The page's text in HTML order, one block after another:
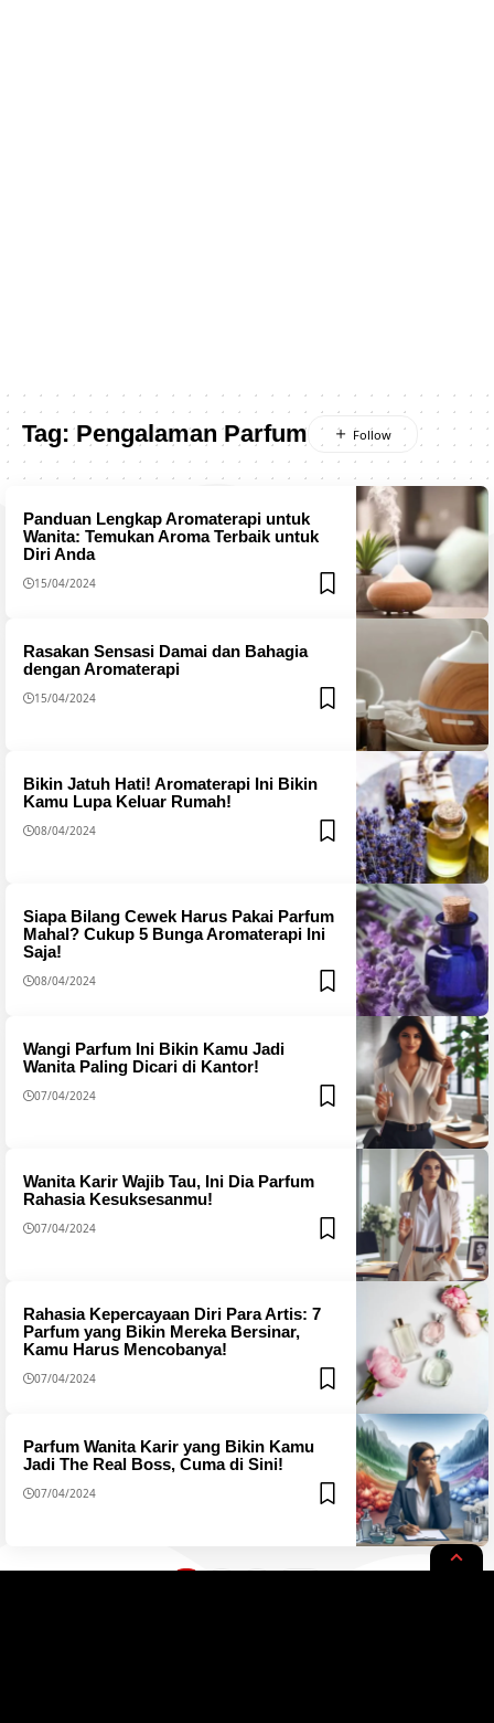
Tag:Pengalaman Parfum
Panduan Lengkap Aromaterapi untuk
Wanita: Temukan Aroma Terbaik untuk
Diri Anda
15/04/2024
Rasakan Sensasi Damai dan Bahagia
dengan Aromaterapi
15/04/2024
Bikin Jatuh Hati! Aromaterapi Ini Bikin
Kamu Lupa Keluar Rumah!
08/04/2024
Siapa Bilang Cewek Harus Pakai Parfum
Mahal? Cukup 5 Bunga Aromaterapi Ini
Saja!
08/04/2024
Wangi Parfum Ini Bikin Kamu Jadi
Wanita Paling Dicari di Kantor!
07/04/2024
Wanita Karir Wajib Tau, Ini Dia Parfum
Rahasia Kesuksesanmu!
07/04/2024
Rahasia Kepercayaan Diri Para Artis: 7
Parfum yang Bikin Mereka Bersinar,
Kamu Harus Mencobanya!
07/04/2024
Parfum Wanita Karir yang Bikin Kamu
Jadi The Real Boss, Cuma di Sini!
07/04/2024